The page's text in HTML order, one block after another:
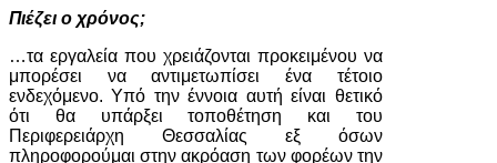
Πιέζει ο χρόνος;
…τα εργαλεία που χρειάζονται προκειμένου να
μπορέσει να αντιμετωπίσει ένα τέτοιο
ενδεχόμενο. Υπό την έννοια αυτή είναι θετικό
ότι θα υπάρξει τοποθέτηση και του
Περιφερειάρχη Θεσσαλίας εξ όσων
πληροφορούμαι στην ακρόαση των φορέων την